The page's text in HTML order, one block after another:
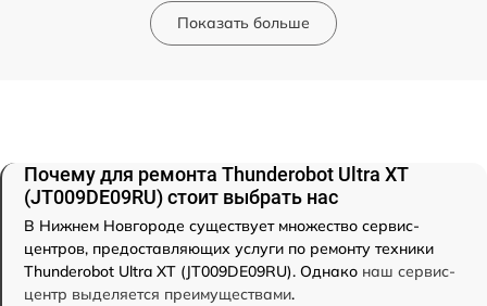
Показать больше
Почему для ремонта Thunderobot Ultra XT
(JT009DE09RU) стоит выбрать нас
В Нижнем Новгороде существует множество сервис-
центров, предоставляющих услуги по ремонту техники
Thunderobot Ultra XT (JT009DE09RU). Однако наш сервис-
центр выделяется преимуществами.